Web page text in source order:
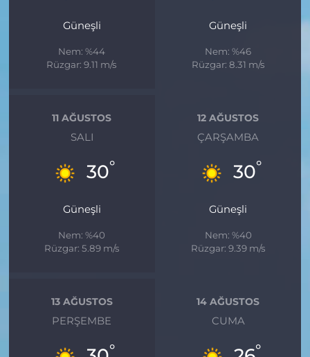
Güneşli
Nem: %44
Rüzgar: 9.11 m/s
Güneşli
Nem: %46
Rüzgar: 8.31 m/s
11 AĞUSTOS
SALI
30°
Güneşli
Nem: %40
Rüzgar: 5.89 m/s
12 AĞUSTOS
ÇARŞAMBA
30°
Güneşli
Nem: %40
Rüzgar: 9.39 m/s
13 AĞUSTOS
PERŞEMBE
°
14 AĞUSTOS
CUMA
°